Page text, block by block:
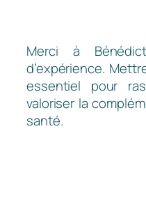
Merci à
d’expérience.
essentiel pour
valoriser la
santé.